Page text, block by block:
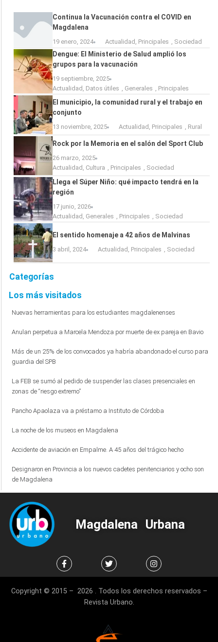
Continua la Vacunación contra el COVID en
Magdalena
19 enero, 2024 Actualidad Principales Sociedad
Dengue: El Ministerio de Salud amplió los
grupos para la vacunación
19 septiembre, 2025
Actualidad Datos útiles Generales Principales
El municipio, la comunidad rural y el trabajo en
conjunto
13 noviembre, 2025 Actualidad Principales Rural
Rock por la Memoria en el salón del Sport Club
26 marzo, 2025
Actualidad Cultura Principales Sociedad
Llega el Súper Niño: qué impacto tendrá en la
región
17 junio, 2026
Actualidad Generales Principales Sociedad
El sentido homenaje a 42 años de Malvinas
3 abril, 2024 Actualidad , Principales , Sociedad
Categorías
Los más visitados
Nuevas herramientas para los estudiantes magdalenenses
Anulan perpetua a Marcela Mendoza por muerte de ex pareja en Bavio
Más de un 25% de los convocados ya habría abandonado el curso para
guardia del SPB
La FEB se sumó al pedido de suspender las clases presenciales en
zonas de “riesgo extremo”
Pancho Apaolaza va a préstamo a Instituto de Córdoba
La noche de los museos en Magdalena
Accidente de aviación en Empalme. A 45 años del trágico hecho
Designaron en Provincia a los nuevos cadetes penitenciarios y ocho son
de Magdalena
Magdalena Urbana
Copyright © 2015 – 2026 . Todos los derechos reservados –
Revista Urbano.